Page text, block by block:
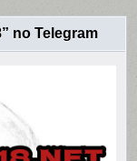
no Telegram